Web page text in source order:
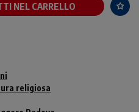
NEL CARRELLO
religiosa